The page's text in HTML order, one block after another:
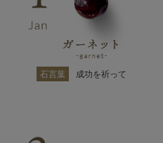
石言葉 成功を祈って